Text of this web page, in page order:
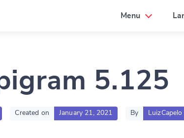
Menu
5.125
Created on January 21, 2021 By LuizCapelo